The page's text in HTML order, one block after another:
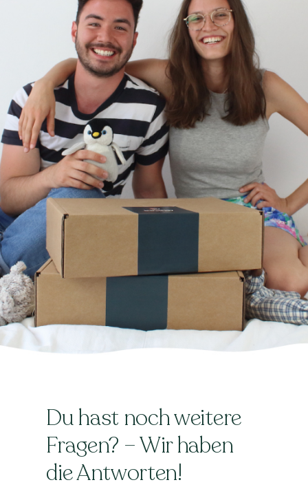
Du hast noch weitere
Fragen? – Wir haben
die Antworten!